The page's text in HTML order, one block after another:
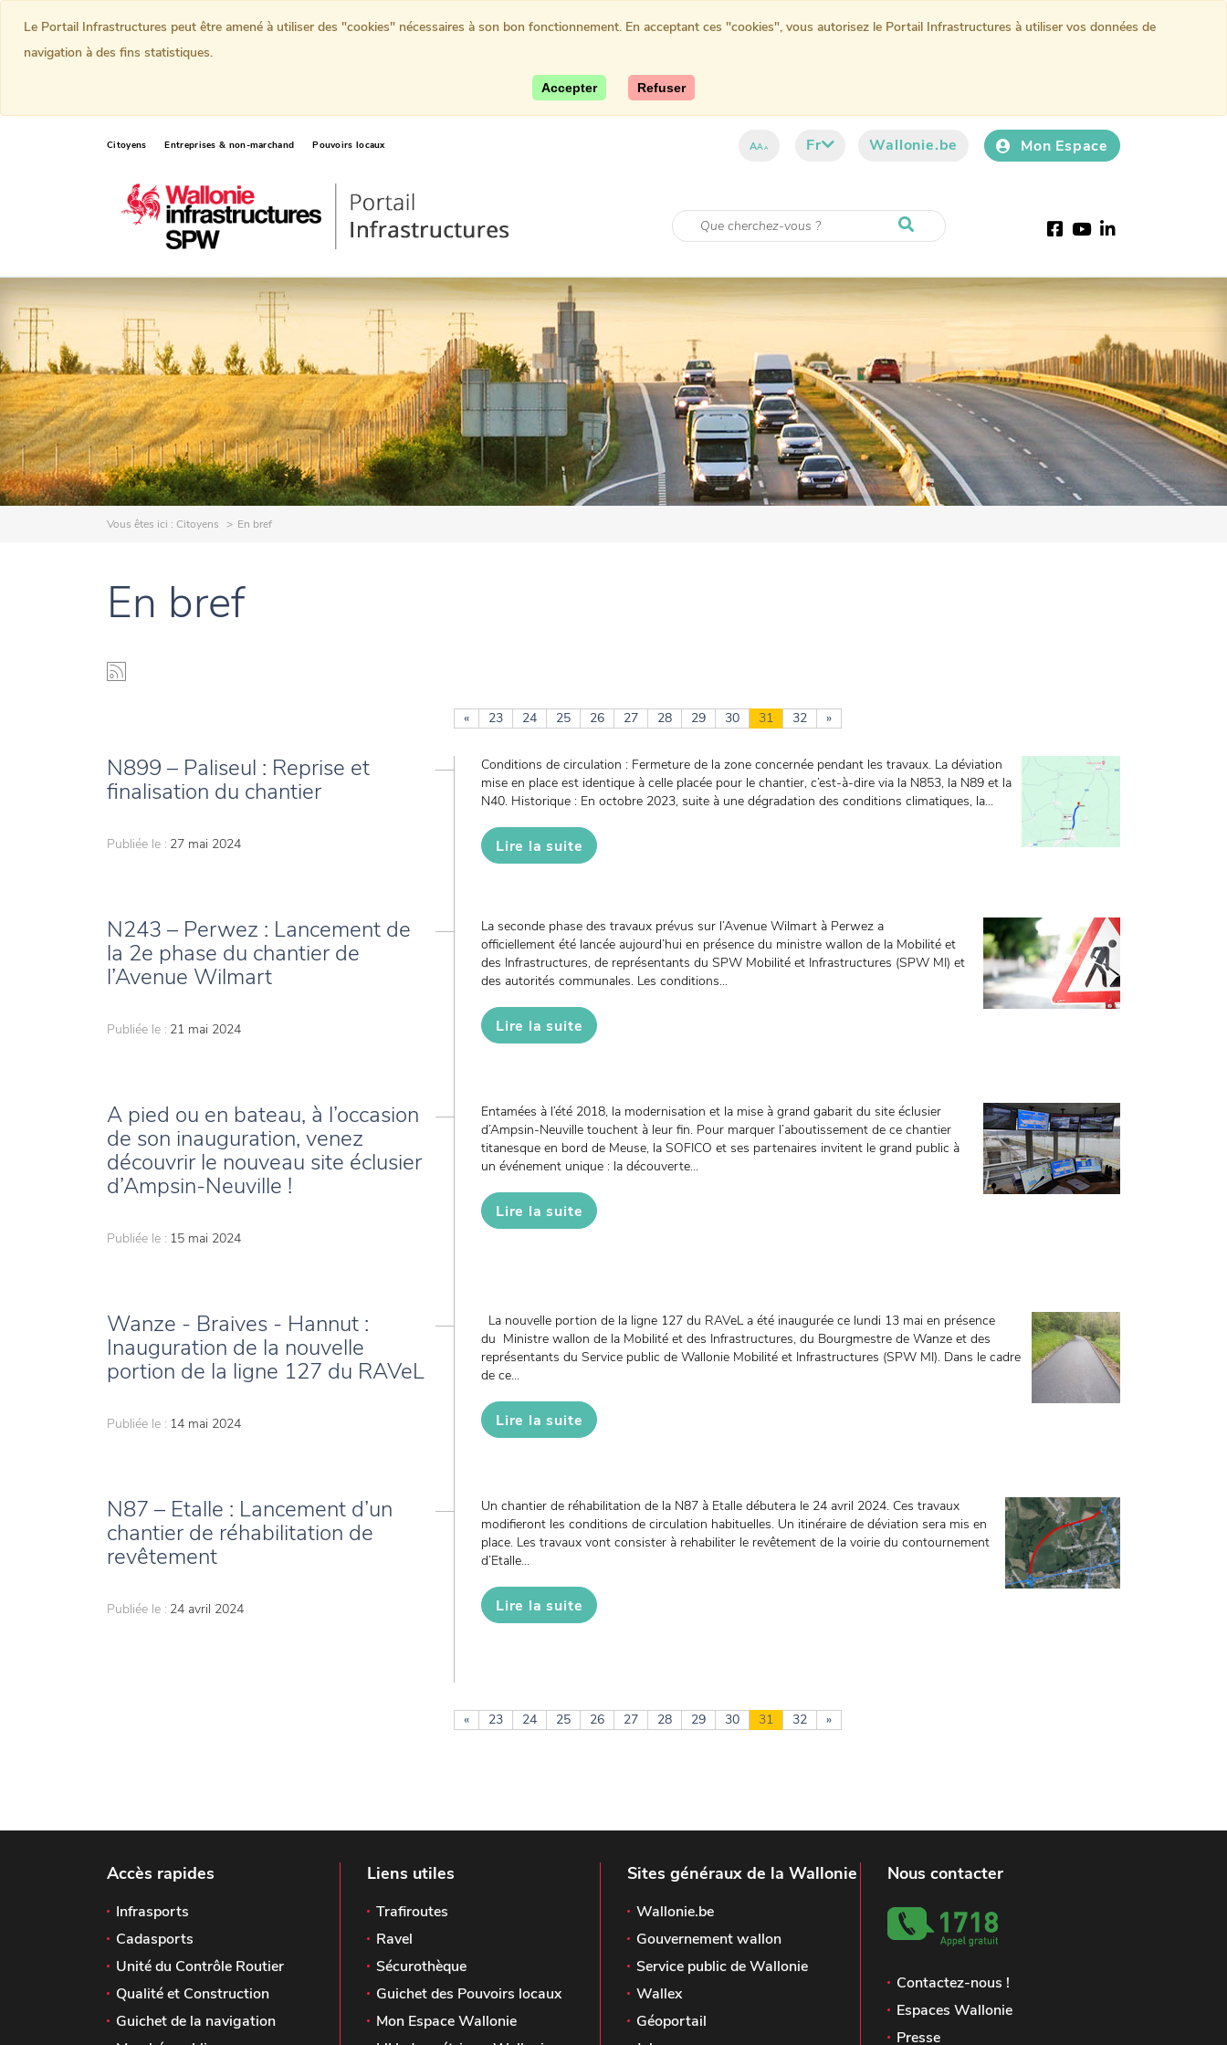
Citoyens Entreprises & non-marchand Pouvoirs locaux AAA Fr Wallonie.be Mon Espace
Facebook
YoutubeLinkedIn
Vous êtes ici : Citoyens En bref
En bref
« 23 24 25 26 27 28 29 30 31 32 »
N899 – Paliseul : Reprise et
finalisation du chantier
Publiée le : 27 mai 2024
Conditions de circulation : Fermeture de la zone concernée pendant les travaux. La déviation
mise en place est identique à celle placée pour le chantier, c’est-à-dire via la N853, la N89 et la
N40. Historique : En octobre 2023, suite à une dégradation des conditions climatiques, la...
Lire la suite
N243 – Perwez : Lancement de
la 2e phase du chantier de
l’Avenue Wilmart
Publiée le : 21 mai 2024
La seconde phase des travaux prévus sur l’Avenue Wilmart à Perwez a
officiellement été lancée aujourd’hui en présence du ministre wallon de la Mobilité et
des Infrastructures, de représentants du SPW Mobilité et Infrastructures (SPW MI) et
des autorités communales. Les conditions...
Lire la suite
A pied ou en bateau, à l’occasion
de son inauguration, venez
découvrir le nouveau site éclusier
d’Ampsin-Neuville !
Publiée le : 15 mai 2024
Entamées à l’été 2018, la modernisation et la mise à grand gabarit du site éclusier
d’Ampsin-Neuville touchent à leur fin. Pour marquer l’aboutissement de ce chantier
titanesque en bord de Meuse, la SOFICO et ses partenaires invitent le grand public à
un événement unique : la découverte...
Lire la suite
Wanze - Braives - Hannut :
Inauguration de la nouvelle
portion de la ligne 127 du RAVeL
Publiée le : 14 mai 2024
La nouvelle portion de la ligne 127 du RAVeL a été inaugurée ce lundi 13 mai en présence
du Ministre wallon de la Mobilité et des Infrastructures, du Bourgmestre de Wanze et des
représentants du Service public de Wallonie Mobilité et Infrastructures (SPW MI). Dans le cadre
de ce...
Lire la suite
N87 – Etalle : Lancement d’un
chantier de réhabilitation de
revêtement
Publiée le : 24 avril 2024
Un chantier de réhabilitation de la N87 à Etalle débutera le 24 avril 2024. Ces travaux
modifieront les conditions de circulation habituelles. Un itinéraire de déviation sera mis en
place. Les travaux vont consister à rehabiliter le revêtement de la voirie du contournement
d’Etalle...
Lire la suite
« 23 24 25 26 27 28 29 30 31 32 »
Accès rapides
Infrasports
Cadasports
Unité du Contrôle Routier
Qualité et Construction
Guichet de la navigation
Liens utiles
Trafiroutes
Ravel
Sécurothèque
Guichet des Pouvoirs locaux
Mon Espace Wallonie
Sites généraux de la Wallonie
Wallonie.be
Gouvernement wallon
Service public de Wallonie
Wallex
Géoportail
Nous contacter
Contactez-nous !
Espaces Wallonie
Presse
Le Portail Infrastructures peut être amené à utiliser des "cookies" nécessaires à son bon fonctionnement. En acceptant ces "cookies", vous autorisez le Portail Infrastructures à utiliser vos données de
navigation à des fins statistiques.
Accepter Refuser